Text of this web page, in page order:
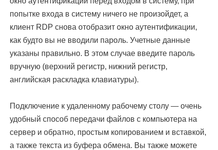
попытке входа в систему ничего не произойдет, а
клиент RDP снова отобразит окно аутентификации,
как будто вы не вводили пароль. Учетные данные
указаны правильно. В этом случае введите пароль
вручную (верхний регистр, нижний регистр,
английская раскладка клавиатуры).
Подключение к удаленному рабочему столу — очень
удобный способ передачи файлов с компьютера на
сервер и обратно, простым копированием и вставкой,
а также текста из буфера обмена. Вы также можете